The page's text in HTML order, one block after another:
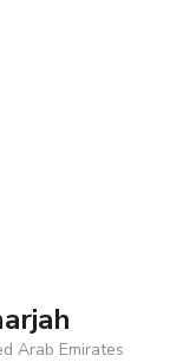
Arab Emirates